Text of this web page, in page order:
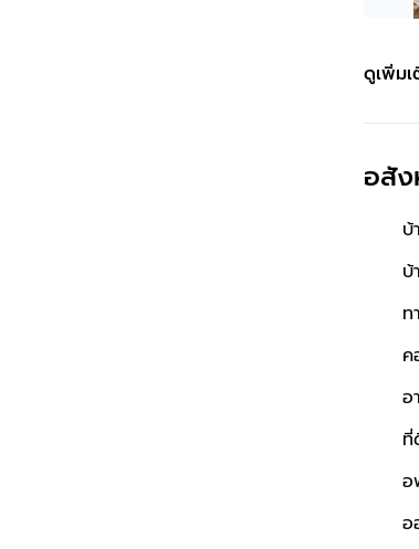
ดูเพิ่ม
อสั
บ้
บ้
ท
ค
อ
ที่
อ
อ